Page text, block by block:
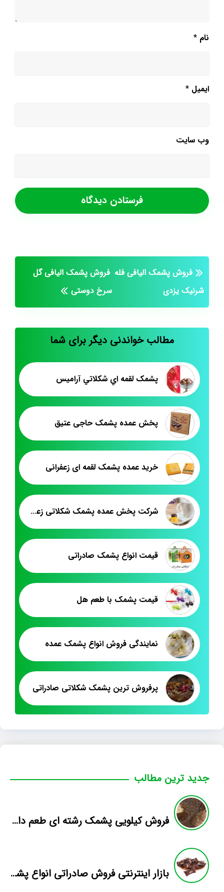
نام *
ایمیل *
وب‌ سایت
فروش پشمک الیافی فله
شرنیک یزدی
فروش پشمک الیافی گل
سرخ دوستی
مطالب خواندنی دیگر برای شما
پشمک لقمه اي شکلاتي آراميس
پخش عمده پشمک حاجی عتیق
خرید عمده پشمک لقمه ای زعفرانی
شرکت پخش عمده پشمک شکلاتی زعفرانی
قیمت انواع پشمک صادراتی
قیمت پشمک با طعم هل
نمایندگی فروش انواع پشمک عمده
پرفروش ترین پشمک شکلاتی صادراتی
جدید ترین مطالب
فروش کیلویی پشمک رشته ای طعم دار میوه
بازار اینترنتی فروش صادراتی انواع پشمک الیافی/شکلاتی